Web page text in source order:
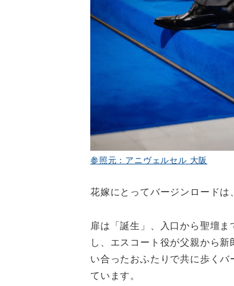
参照元：アニヴェルセル 大阪
花嫁にとってバージンロードは
扉は「誕生」、入口から聖壇
し、エスコート役が父親から
い合ったおふたりで共に歩く
ています。